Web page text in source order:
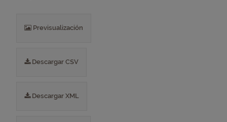
Previsualización
Descargar CSV
Descargar XML